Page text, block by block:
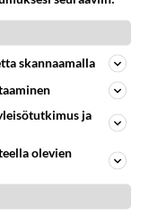
3 1433 0
Vastattu 9v
koteihin?
10/10? Onko
skannaamalla
ja
olevien